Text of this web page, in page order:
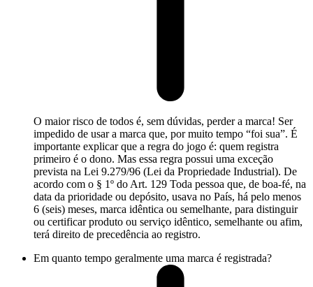
O maior risco de todos é, sem dúvidas, perder a marca! Ser
impedido de usar a marca que, por muito tempo “foi sua”. É
importante explicar que a regra do jogo é: quem registra
primeiro é o dono. Mas essa regra possui uma exceção
prevista na Lei 9.279/96 (Lei da Propriedade Industrial). De
acordo com o § 1º do Art. 129 Toda pessoa que, de boa-fé, na
data da prioridade ou depósito, usava no País, há pelo menos
6 (seis) meses, marca idêntica ou semelhante, para distinguir
ou certificar produto ou serviço idêntico, semelhante ou afim,
terá direito de precedência ao registro.
Em quanto tempo geralmente uma marca é registrada?